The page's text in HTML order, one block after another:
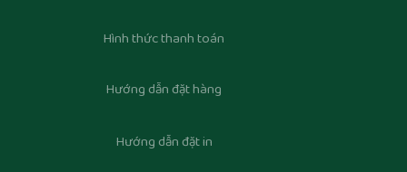
Hình thức thanh toán
Hướng dẫn đặt hàng
Hướng dẫn đặt in